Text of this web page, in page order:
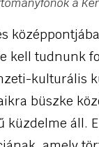
a
kell tudnunk
kulturális
büszke
küzdelme áll.